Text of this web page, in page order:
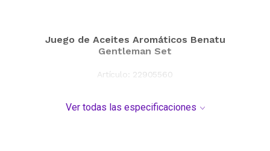
Juego de Aceites Aromáticos Benatu
Gentleman Set
Artículo: 22905560
Ver todas las especificaciones